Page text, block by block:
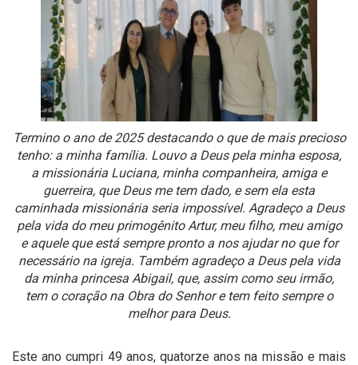
Termino o ano de 2025 destacando o que de mais precioso
tenho: a minha família. Louvo a Deus pela minha esposa,
a missionária Luciana, minha companheira, amiga e
guerreira, que Deus me tem dado, e sem ela esta
caminhada missionária seria impossível. Agradeço a Deus
pela vida do meu primogênito Artur, meu filho, meu amigo
e aquele que está sempre pronto a nos ajudar no que for
necessário na igreja. Também agradeço a Deus pela vida
da minha princesa Abigail, que, assim como seu irmão,
tem o coração na Obra do Senhor e tem feito sempre o
melhor para Deus.
Este ano cumpri 49 anos, quatorze anos na missão e mais